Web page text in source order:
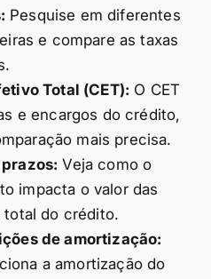
Pesquise em diferentes
e compare as taxas
Total (CET): O CET
e encargos do crédito,
mais precisa.
Veja como o
impacta o valor das
total do crédito.
de amortização:
a amortização do